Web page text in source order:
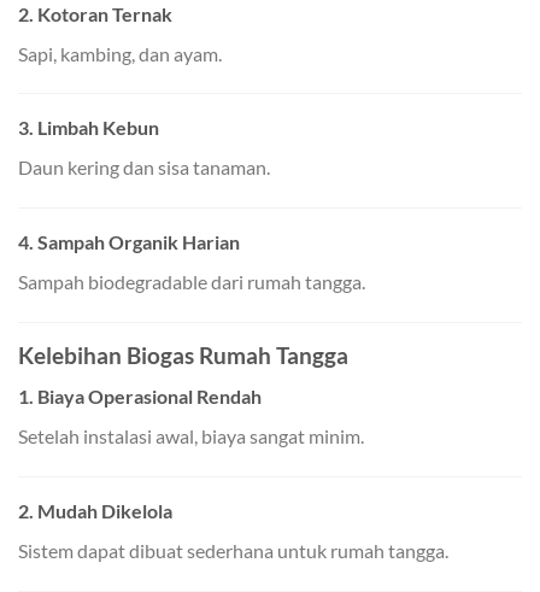
2. Kotoran Ternak
Sapi, kambing, dan ayam.
3. Limbah Kebun
Daun kering dan sisa tanaman.
4. Sampah Organik Harian
Sampah biodegradable dari rumah tangga.
Kelebihan Biogas Rumah Tangga
1. Biaya Operasional Rendah
Setelah instalasi awal, biaya sangat minim.
2. Mudah Dikelola
Sistem dapat dibuat sederhana untuk rumah tangga.